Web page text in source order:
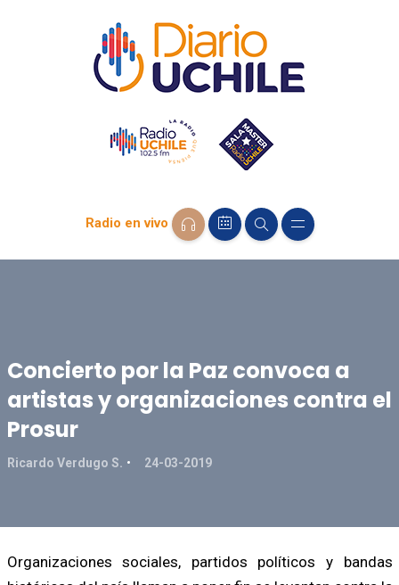
Radio en vivo
Concierto por la Paz convoca a
artistas y organizaciones contra el
Prosur
Ricardo Verdugo S. 24-03-2019
Organizaciones sociales, partidos políticos y bandas